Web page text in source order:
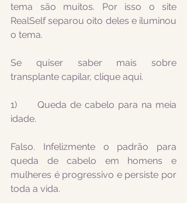
tema são muitos. Por isso o site
RealSelf separou oito deles e iluminou
o tema.
Se quiser saber mais sobre
transplante capilar, clique aqui.
1)      Queda de cabelo para na meia
idade.
Falso. Infelizmente o padrão para
queda de cabelo em homens e
mulheres é progressivo e persiste por
toda a vida.